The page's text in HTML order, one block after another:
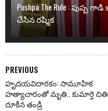
Pushpa The Rule :
చేసిన రష్మిక
PREVIOUS
హృదయవిదారకం: సామూహిక
హత్యాచారంతో మృతి.. కుమార్తె
దూకిన తండ్రి